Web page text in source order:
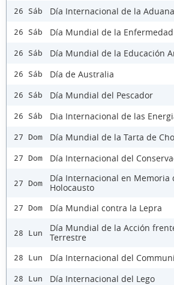
26 Sáb Día Internacional de la Aduana
26 Sáb Día Mundial de la
26 Sáb Día Mundial de la Educación
26 Sáb Día de Australia
26 Sáb Día Mundial del Pescador
26 Sáb Dia Internacional de las
27 Dom Día Mundial de la Tarta de
27 Dom Día Internacional del
27 Dom
Día Internacional en Memoria
Holocausto
27 Dom Día Mundial contra la Lepra
28 Lun
Día Mundial de la Acción
Terrestre
28 Lun Día Internacional del
28 Lun Día Internacional del Lego